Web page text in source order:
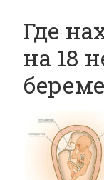
Где
на 18